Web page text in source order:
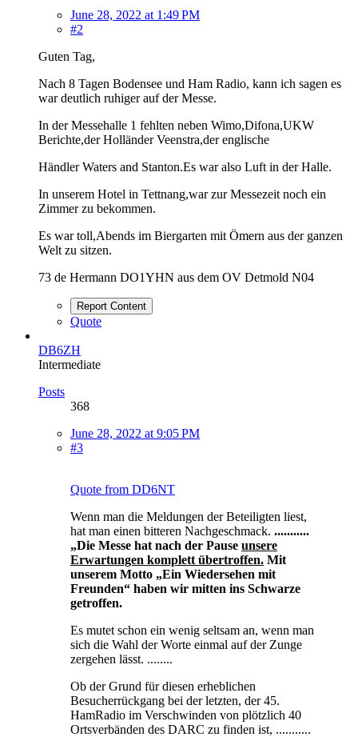
June 28, 2022 at 1:49 PM
#2
Guten Tag,
Nach 8 Tagen Bodensee und Ham Radio, kann ich sagen es
war deutlich ruhiger auf der Messe.
In der Messehalle 1 fehlten neben Wimo,Difona,UKW
Berichte,der Holländer Veenstra,der englische
Händler Waters and Stanton.Es war also Luft in der Halle.
In unserem Hotel in Tettnang,war zur Messezeit noch ein
Zimmer zu bekommen.
Es war toll,Abends im Biergarten mit Ömern aus der ganzen
Welt zu sitzen.
73 de Hermann DO1YHN aus dem OV Detmold N04
Report Content
Quote
DB6ZH
Intermediate
Posts
368
June 28, 2022 at 9:05 PM
#3
Quote from DD6NT
Wenn man die Meldungen der Beteiligten liest,
hat man einen bitteren Nachgeschmack. ...........
„Die Messe hat nach der Pause unsere
Erwartungen komplett übertroffen. Mit
unserem Motto „Ein Wiedersehen mit
Freunden“ haben wir mitten ins Schwarze
getroffen.
Es mutet schon ein wenig seltsam an, wenn man
sich die Wahl der Worte einmal auf der Zunge
zergehen lässt. ........
Ob der Grund für diesen erheblichen
Besucherrückgang bei der letzten, der 45.
HamRadio im Verschwinden von plötzlich 40
Ortsverbänden des DARC zu finden ist, ...........